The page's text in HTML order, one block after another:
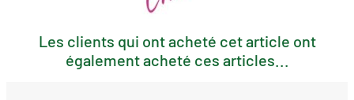
Les clients qui ont acheté cet article ont
également acheté ces articles...